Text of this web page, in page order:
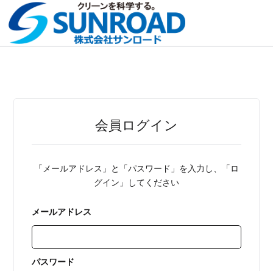
会員ログイン
「メールアドレス」と「パスワード」を入力し、「ロ
グイン」してください
メールアドレス
パスワード